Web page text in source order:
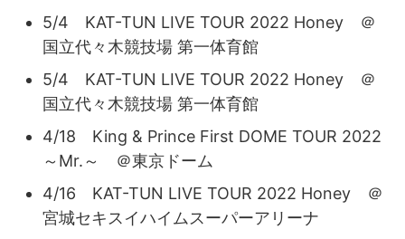
5/4 KAT-TUN LIVE TOUR 2022 Honey ＠
国立代々木競技場 第一体育館
5/4 KAT-TUN LIVE TOUR 2022 Honey ＠
国立代々木競技場 第一体育館
4/18 King & Prince First DOME TOUR 2022
～Mr.～ ＠東京ドーム
4/16 KAT-TUN LIVE TOUR 2022 Honey ＠
宮城セキスイハイムスーパーアリーナ